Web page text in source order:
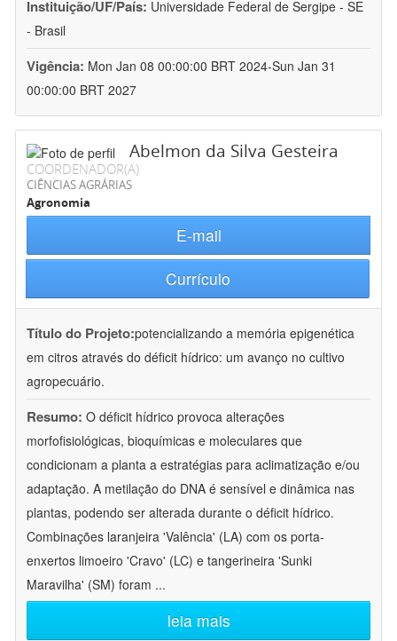
Instituição/UF/País: Universidade Federal de Sergipe - SE
- Brasil
Vigência: Mon Jan 08 00:00:00 BRT 2024-Sun Jan 31
00:00:00 BRT 2027
Abelmon da Silva Gesteira
COORDENADOR(A)
CIÊNCIAS AGRÁRIAS
Agronomia
E-mail
Currículo
Título do Projeto:potencializando a memória epigenética
em citros através do déficit hídrico: um avanço no cultivo
agropecuário.
Resumo: O déficit hídrico provoca alterações
morfofisiológicas, bioquímicas e moleculares que
condicionam a planta a estratégias para aclimatização e/ou
adaptação. A metilação do DNA é sensível e dinâmica nas
plantas, podendo ser alterada durante o déficit hídrico.
Combinações laranjeira 'Valência' (LA) com os porta-
enxertos limoeiro 'Cravo' (LC) e tangerineira 'Sunki
Maravilha' (SM) foram ...
leia mais